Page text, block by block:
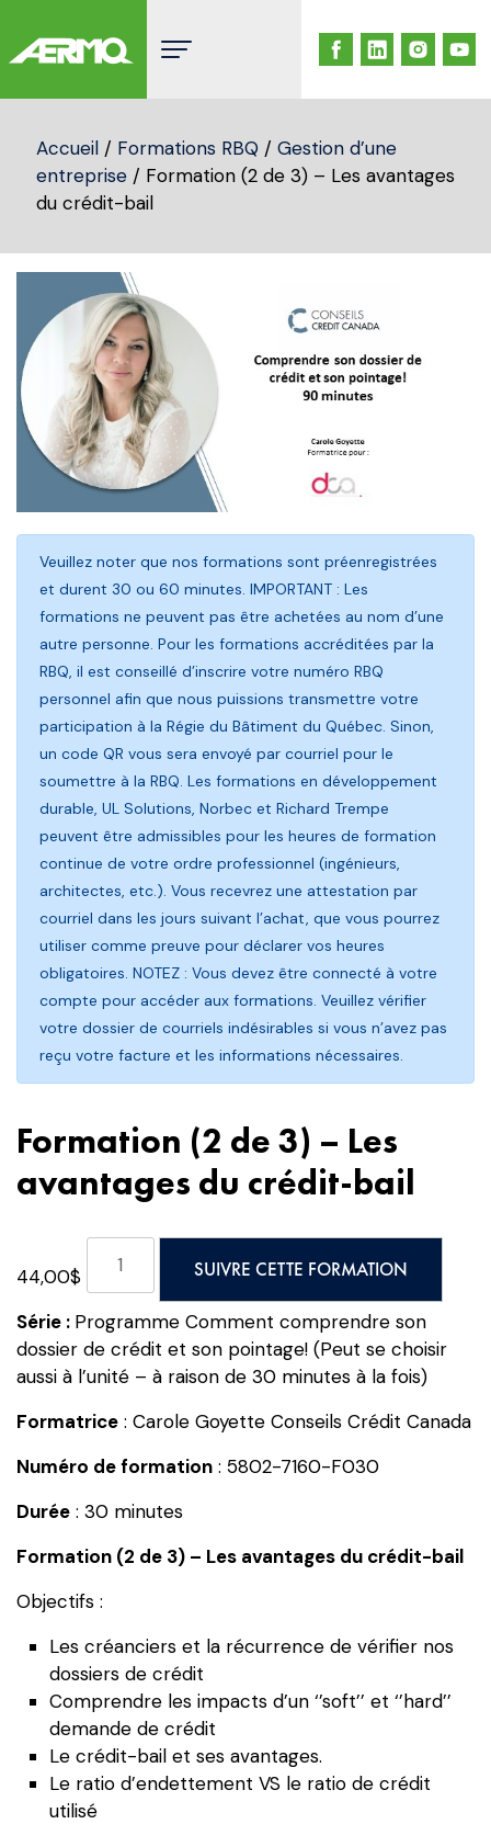
content
Accueil / Formations RBQ / Gestion d’une
entreprise / Formation (2 de 3) – Les avantages
du crédit-bail
Veuillez noter que nos formations sont préenregistrées
et durent 30 ou 60 minutes. IMPORTANT : Les
formations ne peuvent pas être achetées au nom d’une
autre personne. Pour les formations accréditées par la
RBQ, il est conseillé d’inscrire votre numéro RBQ
personnel afin que nous puissions transmettre votre
participation à la Régie du Bâtiment du Québec. Sinon,
un code QR vous sera envoyé par courriel pour le
soumettre à la RBQ. Les formations en développement
durable, UL Solutions, Norbec et Richard Trempe
peuvent être admissibles pour les heures de formation
continue de votre ordre professionnel (ingénieurs,
architectes, etc.). Vous recevrez une attestation par
courriel dans les jours suivant l’achat, que vous pourrez
utiliser comme preuve pour déclarer vos heures
obligatoires. NOTEZ : Vous devez être connecté à votre
compte pour accéder aux formations. Veuillez vérifier
votre dossier de courriels indésirables si vous n’avez pas
reçu votre facture et les informations nécessaires.
Formation (2 de 3) – Les
avantages du crédit-bail
44,00$
Formation
(2
de
3)
-
avantages
crédit-
bail
SUIVRE CETTE FORMATION
Série : Programme Comment comprendre son
dossier de crédit et son pointage! (Peut se choisir
aussi à l’unité – à raison de 30 minutes à la fois)
Formatrice : Carole Goyette Conseils Crédit Canada
Numéro de formation : 5802-7160-F030
Durée : 30 minutes
Formation (2 de 3) – Les avantages du crédit-bail
Objectifs :
Les créanciers et la récurrence de vérifier nos
dossiers de crédit
Comprendre les impacts d’un ‘’soft’’ et ‘’hard’’
demande de crédit
Le crédit-bail et ses avantages.
Le ratio d’endettement VS le ratio de crédit
utilisé